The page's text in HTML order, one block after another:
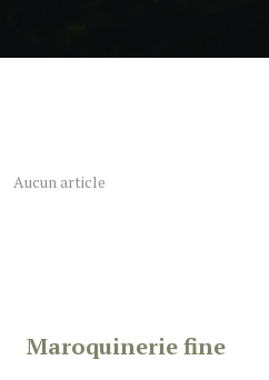
Aucun article
Maroquinerie fine